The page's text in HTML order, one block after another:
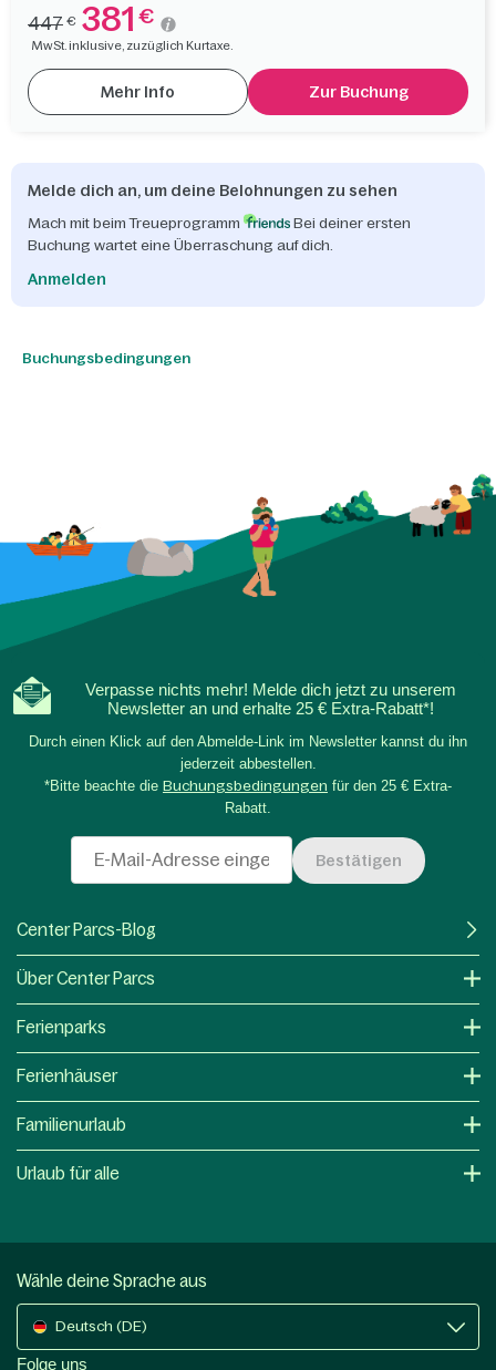
447 € 381 €
MwSt. inklusive, zuzüglich Kurtaxe.
Mehr Info Zur Buchung
Melde dich an, um deine Belohnungen zu sehen
Mach mit beim Treueprogramm
Bei deiner ersten
Buchung wartet eine Überraschung auf dich.
Anmelden
Buchungsbedingungen
Verpasse nichts mehr! Melde dich jetzt zu unserem
Newsletter an und erhalte 25 € Extra-Rabatt*!
Durch einen Klick auf den Abmelde-Link im Newsletter kannst du ihn
jederzeit abbestellen.
*Bitte beachte die Buchungsbedingungen für den 25 € Extra-
Rabatt.
Bestätigen
Center Parcs-Blog
Über Center Parcs
Ferienparks
Ferienhäuser
Familienurlaub
Urlaub für alle
Wähle deine Sprache aus
Deutsch (DE)
Folge uns